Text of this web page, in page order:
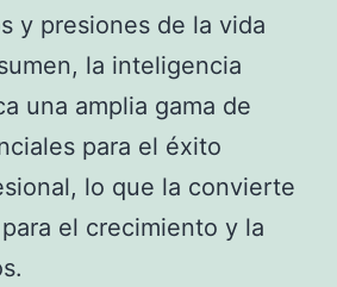
y presiones de la vida
la inteligencia
una amplia gama de
para el éxito
lo que la convierte
el crecimiento y la